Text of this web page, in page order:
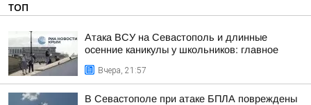
ТОП
Атака ВСУ на Севастополь и длинные
осенние каникулы у школьников: главное
Вчера, 21:57
В Севастополе при атаке БПЛА повреждены